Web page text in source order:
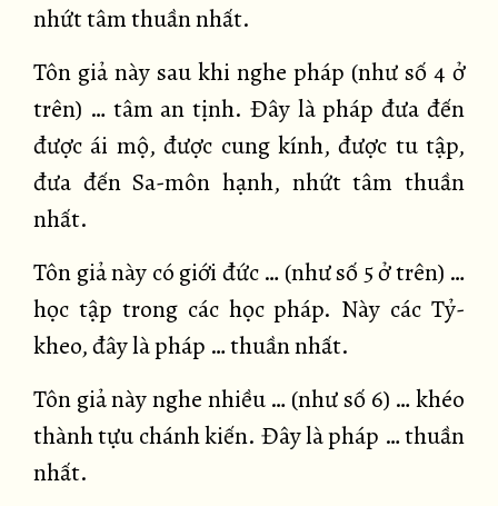
nhứt tâm thuần nhất.
Tôn giả này sau khi nghe pháp (như số 4 ở
trên) … tâm an tịnh. Đây là pháp đưa đến
được ái mộ, được cung kính, được tu tập,
đưa đến Sa-môn hạnh, nhứt tâm thuần
nhất.
Tôn giả này có giới đức … (như số 5 ở trên) …
học tập trong các học pháp. Này các Tỷ-
kheo, đây là pháp … thuần nhất.
Tôn giả này nghe nhiều … (như số 6) … khéo
thành tựu chánh kiến. Đây là pháp … thuần
nhất.